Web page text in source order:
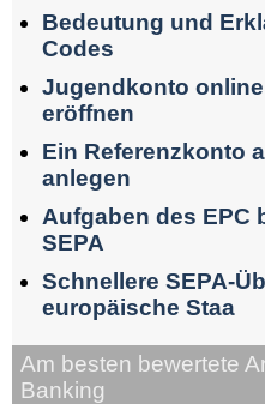
Bedeutung und
Codes
Jugendkonto
eröffnen
Ein Referenzkonto
anlegen
Aufgaben des EPC
SEPA
Schnellere SEPA-
europäische Staa
Am besten bewertete
Banking